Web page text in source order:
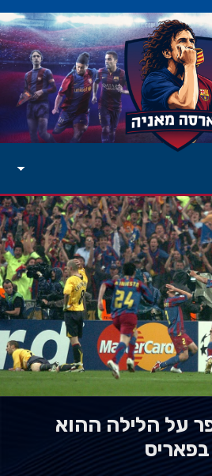
על הלילה ההוא
בפאריס